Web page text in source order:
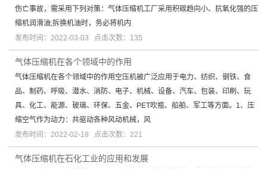
伤亡事故，需采用下列对策：气体压缩机工厂采用积碳趋向小、抗氧化强的压
缩机润滑油;拆换机油时，务必将机内
发布时间：2022-03-03 点击次数：135
气体压缩机在各个领域中的作用
气体压缩机在各个领域中的作用空压机被广泛应用于电力、纺织、钢铁、食
品、制药、呼吸、潜水、消防、电子、机械、设备、汽车、包装、印刷、玩
具、化工、能源、玻璃、环保、五金、PET吹瓶、船舶、军工等方面。1、压
缩空气作为动力：共驱动各种风动机械，风
发布时间：2022-02-18 点击次数：221
气体压缩机在石化工业的应用和发展